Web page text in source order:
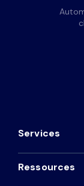
Services
Ressources